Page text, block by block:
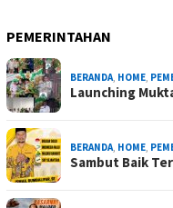
PEMERINTAHAN
BERANDA, HOME,
Launching
BERANDA, HOME,
Sambut Baik